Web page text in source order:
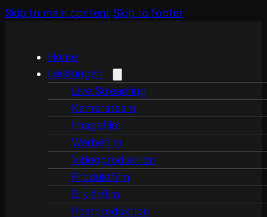
Skip to main content Skip to footer
Home
Leistungen
Live Streaming
Kamerateam
Imagefilm
Werbefilm
Videoproduktion
Produktfilm